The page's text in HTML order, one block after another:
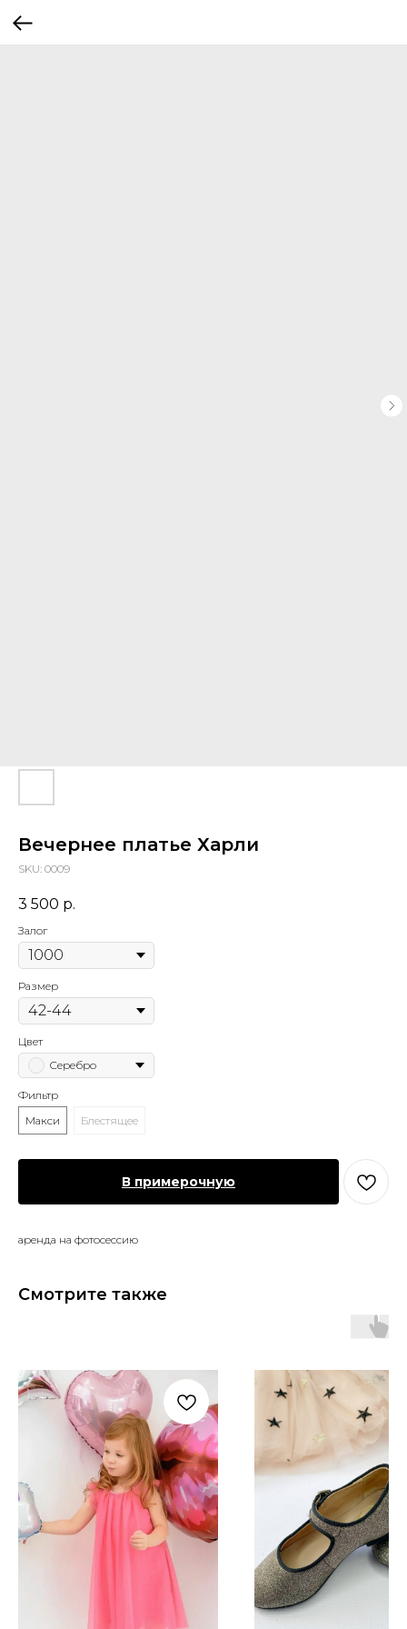
Вечернее платье Харли
SKU: 0009
3 500 р.
Залог
Размер
Цвет
Серебро
Фильтр
Макси
Блестящее
В примерочную
аренда на фотосессию
Смотрите также